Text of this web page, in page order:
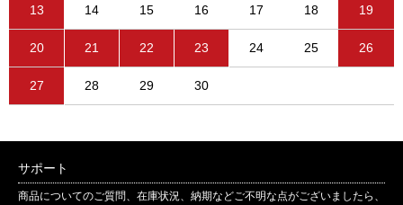
13 14 15 16 17 18 19
20 21 22 23 24 25 26
27 28 29 30
サポート
商品についてのご質問、在庫状況、納期などご不明な点がございましたら、